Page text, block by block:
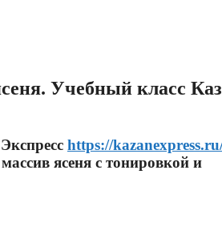
Учебный класс
https://
ясеня с тонировкой и